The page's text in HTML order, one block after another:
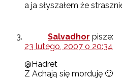
a ja słyszałem że
Salvadhor pisze:
23 lutego, 2007 o 20:34
@Hadret
Z Achają się morduję 🙂